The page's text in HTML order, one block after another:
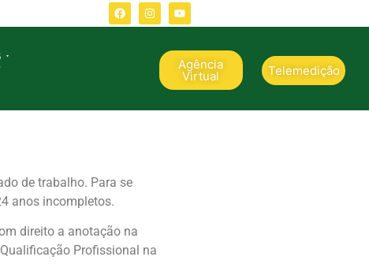
Agência
Virtual Telemedição
de trabalho. Para se
anos incompletos.
direito a anotação na
Profissional na